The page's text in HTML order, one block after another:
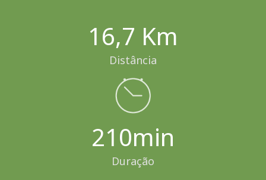
16,7 Km
Distância
210min
Duração